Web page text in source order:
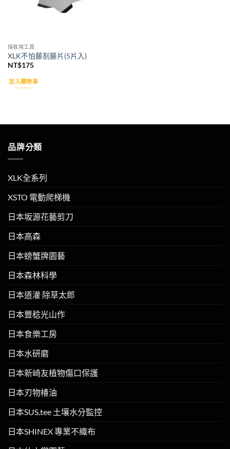
採收用工具
XLK不怕藤割藤片(5片入)
NT$175
加入購物車
品牌分類
XLK全系列
XSTO 電動爬梯機
日本坂源花藝剪刀
日本高森
日本螃蟹牌園藝
日本森林科學
日本道灌 除草太郎
日本豐稔光山作
日本食樂工房
日本水研磨
日本新崎友植物傷口保護
日本刃物椿油
日本SUS.tee 土壤水分監控
日本SHINEX 專業不織布